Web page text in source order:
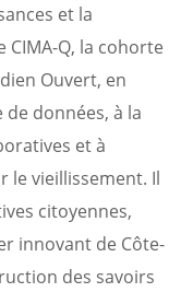
et la
Q, la cohorte
Ouvert, en
données, à la
et à
le vieillissement. Il
citoyennes,
innovant de Côte-
des savoirs